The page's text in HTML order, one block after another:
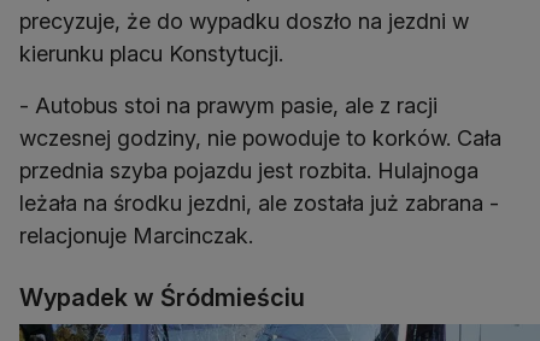
precyzuje, że do wypadku doszło na jezdni w
kierunku placu Konstytucji.
- Autobus stoi na prawym pasie, ale z racji
wczesnej godziny, nie powoduje to korków. Cała
przednia szyba pojazdu jest rozbita. Hulajnoga
leżała na środku jezdni, ale została już zabrana -
relacjonuje Marcinczak.
Wypadek w Śródmieściu